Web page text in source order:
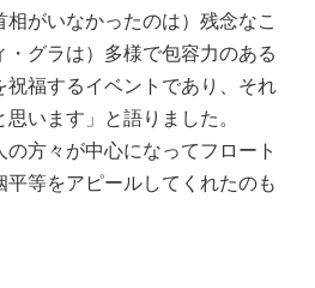
相がいなかったのは）残念なこ
・グラは）多様で包容力のある
祝福するイベントであり、それ
います」と語りました。
方々が中心になってフロート
平等をアピールしてくれたのも